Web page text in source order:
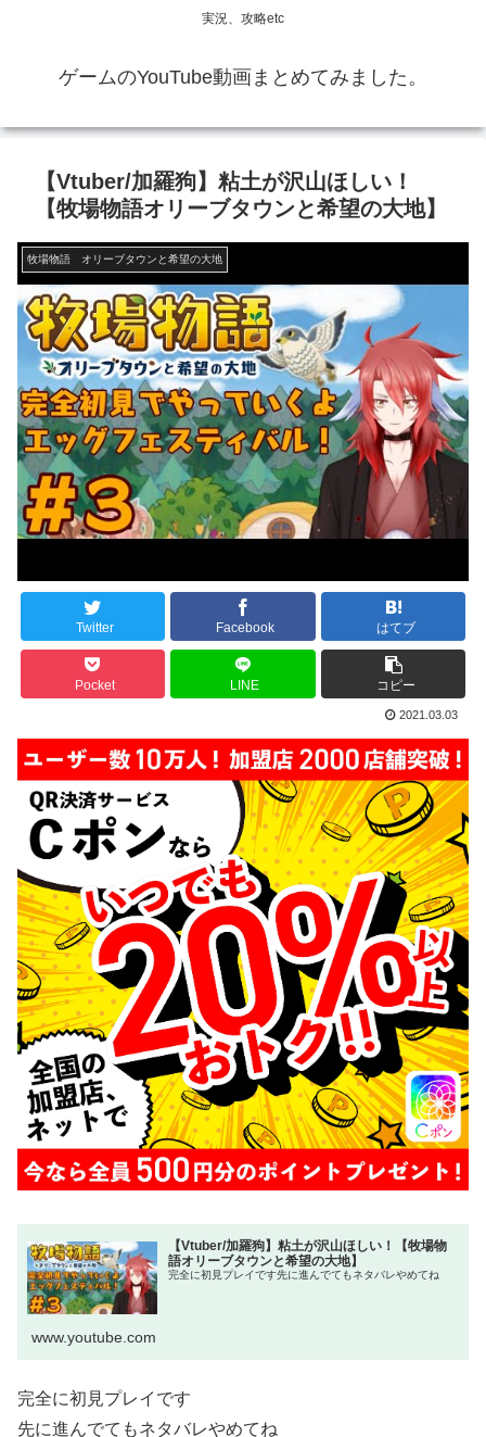
実況、攻略etc
ゲームのYouTube動画まとめてみました。
【Vtuber/加羅狗】粘土が沢山ほしい！
【牧場物語オリーブタウンと希望の大地】
牧場物語 オリーブタウンと希望の大地
Twitter Facebook はてブ
Pocket LINE コピー
2021.03.03
【Vtuber/加羅狗】粘土が沢山ほしい！【牧場物
語オリーブタウンと希望の大地】
完全に初見プレイです先に進んでてもネタバレやめてね
www.youtube.com
完全に初見プレイです
先に進んでてもネタバレやめてね